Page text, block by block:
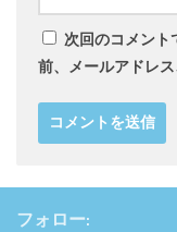
次回のコメント
前、メールアドレス
フォロー: